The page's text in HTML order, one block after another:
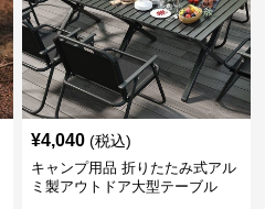
¥4,040 (税込)
キャンプ用品 折りたたみ式アル
ミ製アウトドア大型テーブル